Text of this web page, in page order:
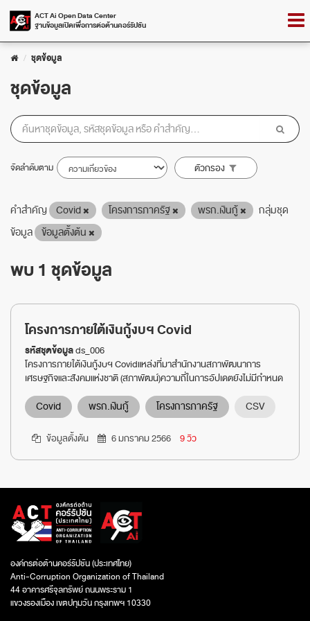
Skip
ACT Ai Open Data Center
ฐานข้อมูลเปิดเพื่อการต่อต้านคอร์รัปชัน
ชุดข้อมูล
ชุดข้อมูล
จัดลำดับตาม ตัวกรอง
คำสำคัญ Covid โครงการภาครัฐ พรก.เงินกู้
กลุ่มชุด
ข้อมูล ข้อมูลตั้งต้น
พบ 1 ชุดข้อมูล
โครงการภายใต้เงินกู้งบฯ Covid
รหัสชุดข้อมูลds_006
โครงการภายใต้เงินกู้งบฯ Covidแหล่งที่มาสำนักงานสภาพัฒนาการ
เศรษฐกิจและสังคมแห่งชาติ (สภาพัฒน์)ความถี่ในการอัปเดตยังไม่มีกำหนด
Covid พรก.เงินกู้ โครงการภาครัฐ CSV
ข้อมูลตั้งต้น 6 มกราคม 2566 9 วิว
องค์กรต่อต้านคอร์รัปชัน (ประเทศไทย)
Anti-Corruption Organization of Thailand
44 อาคารศรีจุลทรัพย์ ถนนพระราม 1
แขวงรองเมือง เขตปทุมวัน กรุงเทพฯ 10330